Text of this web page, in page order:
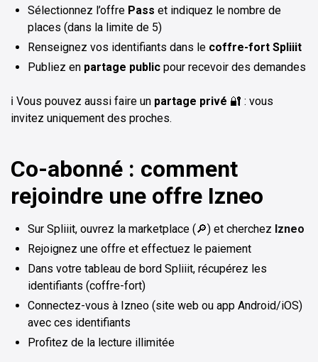
Sélectionnez l’offre Pass et indiquez le nombre de
places (dans la limite de 5)
Renseignez vos identifiants dans le coffre-fort Spliiit
Publiez en partage public pour recevoir des demandes
ℹ️ Vous pouvez aussi faire un partage privé 🔐 : vous
invitez uniquement des proches.
Co-abonné : comment
rejoindre une offre Izneo
Sur Spliiit, ouvrez la marketplace (🔎) et cherchez Izneo
Rejoignez une offre et effectuez le paiement
Dans votre tableau de bord Spliiit, récupérez les
identifiants (coffre-fort)
Connectez-vous à Izneo (site web ou app Android/iOS)
avec ces identifiants
Profitez de la lecture illimitée